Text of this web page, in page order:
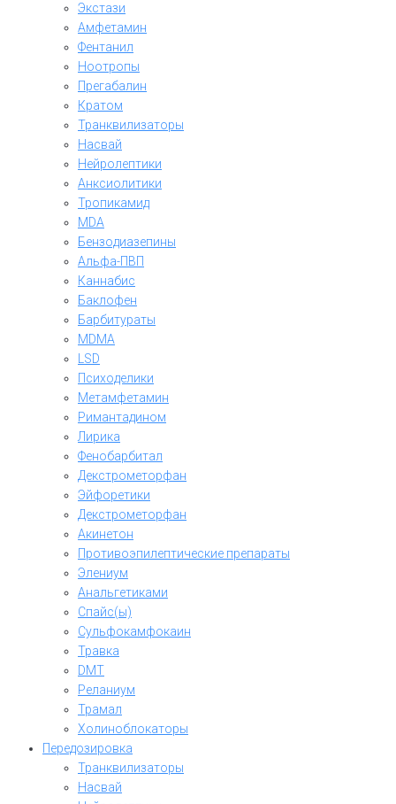
Экстази
Амфетамин
Фентанил
Ноотропы
Прегабалин
Кратом
Транквилизаторы
Насвай
Нейролептики
Анксиолитики
Тропикамид
MDA
Бензодиазепины
Альфа-ПВП
Каннабис
Баклофен
Барбитураты
MDMA
LSD
Психоделики
Метамфетамин
Римантадином
Лирика
Фенобарбитал
Декстрометорфан
Эйфоретики
Декстрометорфан
Акинетон
Противоэпилептические препараты
Элениум
Анальгетиками
Спайс(ы)
Сульфокамфокаин
Травка
DMT
Реланиум
Трамал
Холиноблокаторы
Передозировка
Транквилизаторы
Насвай